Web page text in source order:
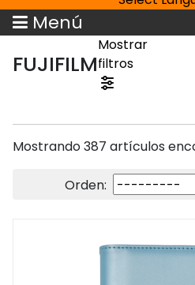
Menú
FUJIFILM
Mostrar
filtros
Mostrando 387 artículos
Orden: